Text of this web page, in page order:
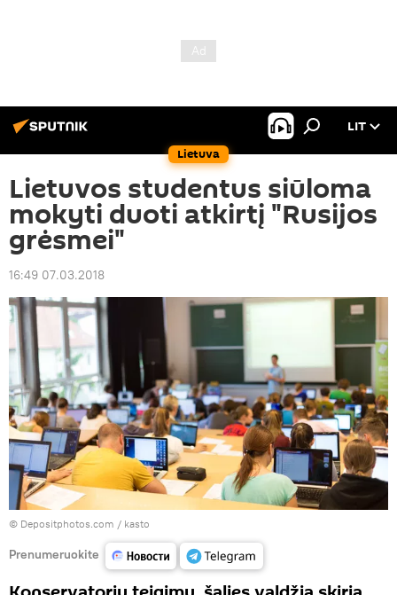
Lietuva
LIT
Lietuvos studentus siūloma
mokyti duoti atkirtį "Rusijos
grėsmei"
16:49 07.03.2018
© Depositphotos.com / kasto
Prenumeruokite